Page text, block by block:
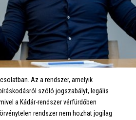
Az a rendszer, amelyik
szóló jogszabályt, legális
a Kádár-rendszer vérfürdőben
rendszer nem hozhat jogilag